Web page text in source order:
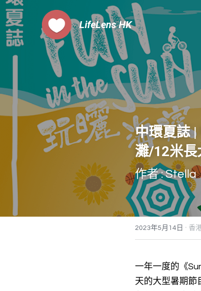
LifeLens HK
中環夏誌
灘/12米
作者 : Stella
2023年5月14日 · 香
一年一度的《
天的大型暑期節